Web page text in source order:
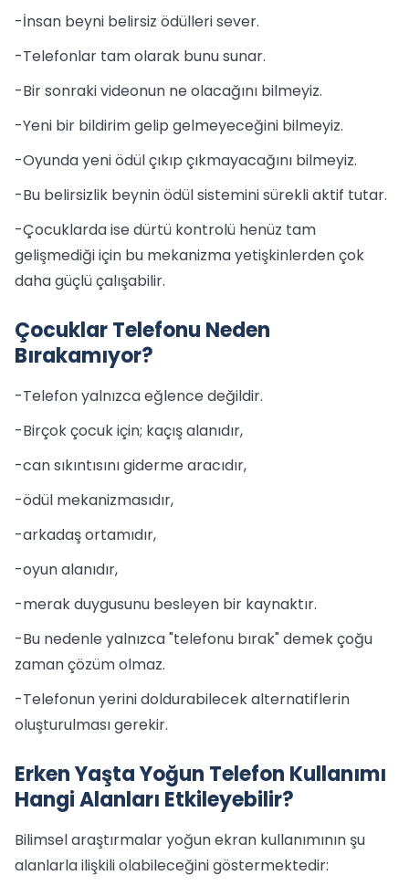
-İnsan beyni belirsiz ödülleri sever.
-Telefonlar tam olarak bunu sunar.
-Bir sonraki videonun ne olacağını bilmeyiz.
-Yeni bir bildirim gelip gelmeyeceğini bilmeyiz.
-Oyunda yeni ödül çıkıp çıkmayacağını bilmeyiz.
-Bu belirsizlik beynin ödül sistemini sürekli aktif tutar.
-Çocuklarda ise dürtü kontrolü henüz tam
gelişmediği için bu mekanizma yetişkinlerden çok
daha güçlü çalışabilir.
Çocuklar Telefonu Neden
Bırakamıyor?
-Telefon yalnızca eğlence değildir.
-Birçok çocuk için; kaçış alanıdır,
-can sıkıntısını giderme aracıdır,
-ödül mekanizmasıdır,
-arkadaş ortamıdır,
-oyun alanıdır,
-merak duygusunu besleyen bir kaynaktır.
-Bu nedenle yalnızca "telefonu bırak" demek çoğu
zaman çözüm olmaz.
-Telefonun yerini doldurabilecek alternatiflerin
oluşturulması gerekir.
Erken Yaşta Yoğun Telefon Kullanımı
Hangi Alanları Etkileyebilir?
Bilimsel araştırmalar yoğun ekran kullanımının şu
alanlarla ilişkili olabileceğini göstermektedir: